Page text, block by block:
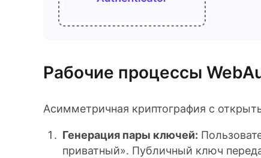
Рабочие процессы
Асимметричная криптография с
Генерация пары ключей:
приватный». Публичный ключ